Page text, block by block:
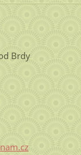
Brdy